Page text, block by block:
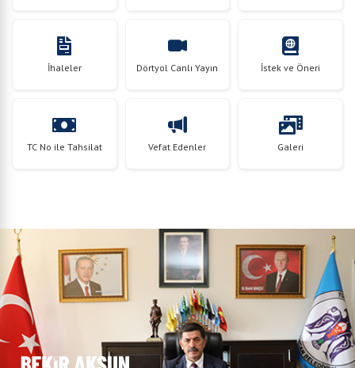
İhaleler Dörtyol Canlı Yayın İstek ve Öneri
TC No ile Tahsilat Vefat Edenler Galeri